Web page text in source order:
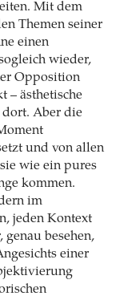
Mit dem
Themen seiner
einen
wieder,
Opposition
– ästhetische
dort. Aber die
und von allen
wie ein pures
kommen.
im
jeden Kontext
besehen,
einer